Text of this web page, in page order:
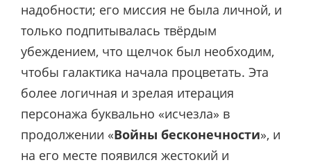
надобности; его миссия не была личной, и
только подпитывалась твёрдым
убеждением, что щелчок был необходим,
чтобы галактика начала процветать. Эта
более логичная и зрелая итерация
персонажа буквально «исчезла» в
продолжении «Войны бесконечности», и
на его месте появился жестокий и